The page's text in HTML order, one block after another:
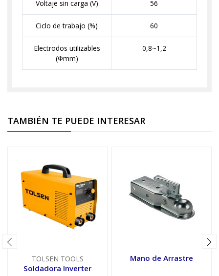
Voltaje sin carga (V) 56
Ciclo de trabajo (%) 60
Electrodos utilizables
(Φmm)
0,8~1,2
TAMBIÉN TE PUEDE INTERESAR
TOLSEN TOOLS
Soldadora Inverter
Mano de Arrastre